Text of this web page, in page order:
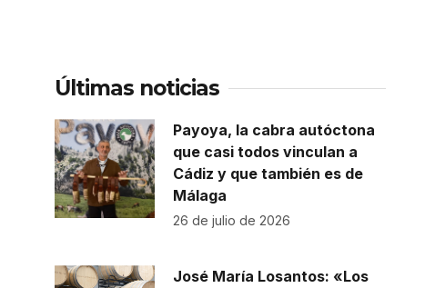
Últimas noticias
Payoya, la cabra autóctona
que casi todos vinculan a
Cádiz y que también es de
Málaga
26 de julio de 2026
José María Losantos: «Los